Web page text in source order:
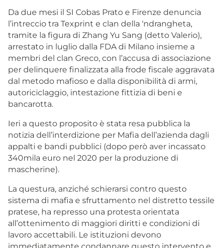
Da due mesi il SI Cobas Prato e Firenze denuncia
l’intreccio tra Texprint e clan della ‘ndrangheta,
tramite la figura di Zhang Yu Sang (detto Valerio),
arrestato in luglio dalla FDA di Milano insieme a
membri del clan Greco, con l’accusa di associazione
per delinquere finalizzata alla frode fiscale aggravata
dal metodo mafioso e dalla disponibilità di armi,
autoriciclaggio, intestazione fittizia di beni e
bancarotta.
Ieri a questo proposito è stata resa pubblica la
notizia dell’interdizione per Mafia dell’azienda dagli
appalti e bandi pubblici (dopo però aver incassato
340mila euro nel 2020 per la produzione di
mascherine).
La questura, anziché schierarsi contro questo
sistema di mafia e sfruttamento nel distretto tessile
pratese, ha represso una protesta orientata
all’ottenimento di maggiori diritti e condizioni di
lavoro accettabili. Le istituzioni devono